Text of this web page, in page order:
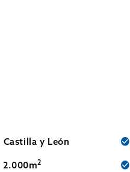
Castilla y León
2.000m2